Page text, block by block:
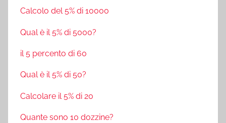
Calcolo del 5% di 10000
Qual è il 5% di 5000?
il 5 percento di 60
Qual è il 5% di 50?
Calcolare il 5% di 20
Quante sono 10 dozzine?